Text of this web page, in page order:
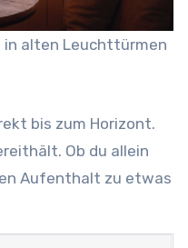
in alten Leuchttürmen
bis zum Horizont.
Ob du allein
Aufenthalt zu etwas